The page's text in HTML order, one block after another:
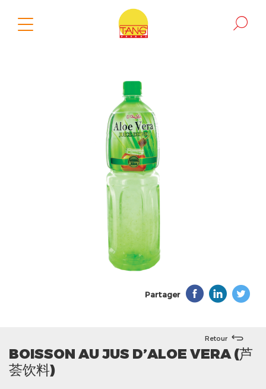
Partager
Retour
BOISSON AU JUS D’ALOE VERA (芦
荟饮料)